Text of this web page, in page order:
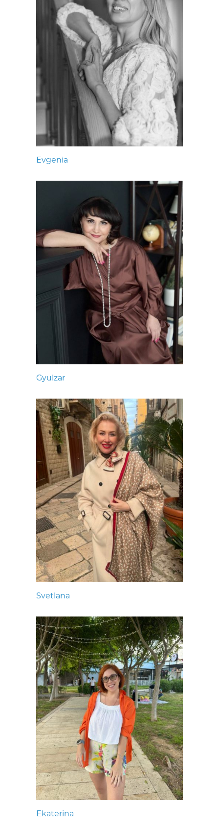
Evgenia
Gyulzar
Svetlana
Ekaterina